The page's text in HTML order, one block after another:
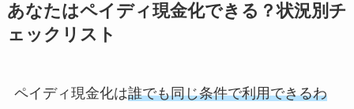
あなたはペイディ現金化できる？状況別チ
ェックリスト
ペイディ現金化は誰でも同じ条件で利用できるわ